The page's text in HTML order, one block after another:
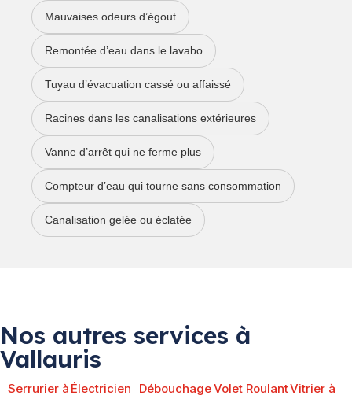
Mauvaises odeurs d’égout
Remontée d’eau dans le lavabo
Tuyau d’évacuation cassé ou affaissé
Racines dans les canalisations extérieures
Vanne d’arrêt qui ne ferme plus
Compteur d’eau qui tourne sans consommation
Canalisation gelée ou éclatée
Nos autres services à
Vallauris
Serrurier à Électricien
DébouchageVolet RoulantVitrier à